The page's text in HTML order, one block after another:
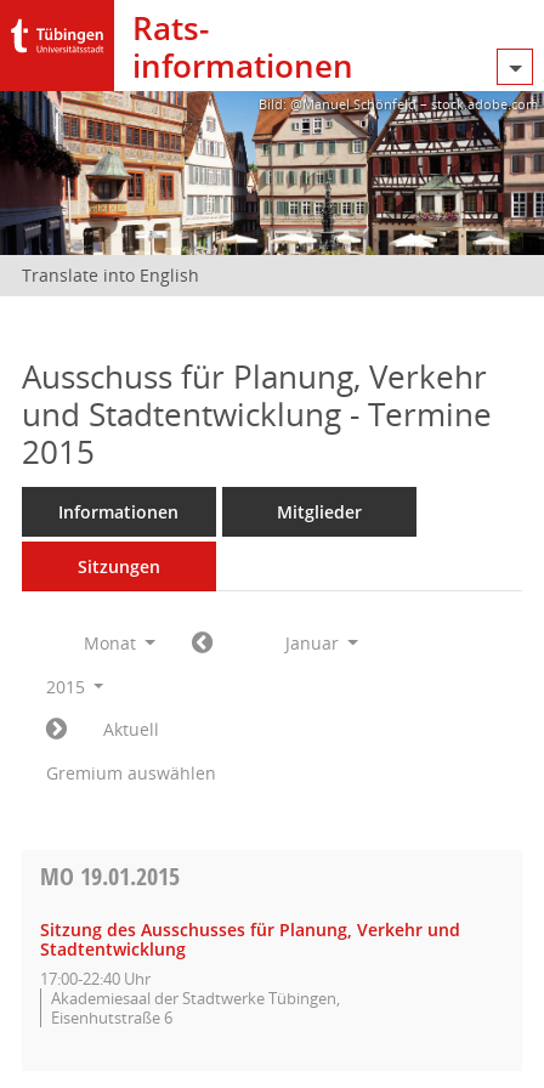
Rats­
informationen
Bild: @Manuel Schönfeld – stock.adobe.com
Translate into English
Ausschuss für Planung, Verkehr
und Stadtentwicklung - Termine
2015
Informationen Mitglieder
Sitzungen
Monat
Januar
2015
Aktuell
Gremium auswählen
MO 19.01.2015
Sitzung des Ausschusses für Planung, Verkehr und
Stadtentwicklung
17:00-22:40 Uhr
Akademiesaal der Stadtwerke Tübingen,
Eisenhutstraße 6